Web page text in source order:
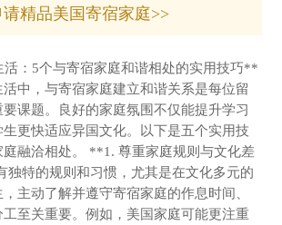
请精品美国寄宿家庭>>
：5个与寄宿家庭和谐相处的实用技巧**
中，与寄宿家庭建立和谐关系是每位留
课题。良好的家庭氛围不仅能提升学习
更快适应异国文化。以下是五个实用技
融洽相处。 **1. 尊重家庭规则与文化差
独特的规则和习惯，尤其是在文化多元的
主动了解并遵守寄宿家庭的作息时间、
工至关重要。例如，美国家庭可能更注重